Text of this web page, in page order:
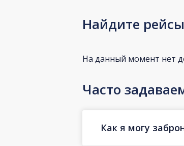
Найдите
На данный момент нет
Часто
Как я могу